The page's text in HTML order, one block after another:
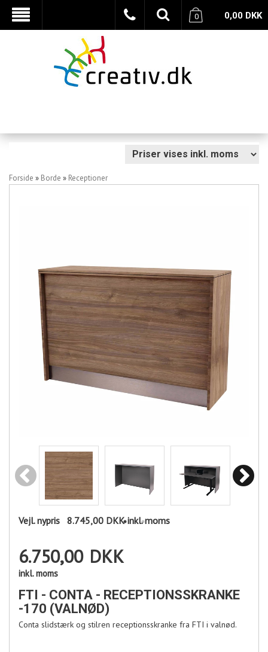
0,00 DKK
0
Forside » Borde » Receptioner
Vejl. nypris 8.745,00 DKK inkl. moms
6.750,00 DKK
inkl. moms
FTI - CONTA - RECEPTIONSSKRANKE
-170 (VALNØD)
Conta slidstærk og stilren receptionsskranke fra FTI i valnød.